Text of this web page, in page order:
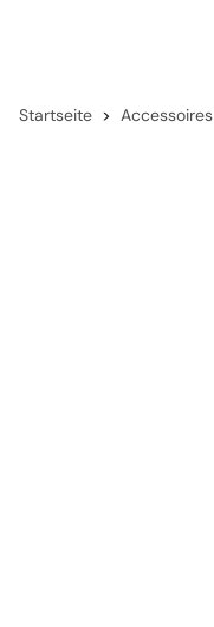
Startseite Accessoires